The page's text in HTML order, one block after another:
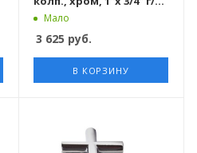
10 пар/кор
Мало
3 625 руб.
В КОРЗИНУ